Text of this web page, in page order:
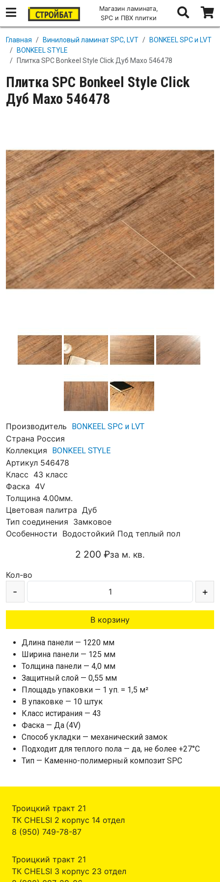
Магазин ламината,
SPC и ПВХ плитки
Главная Виниловый ламинат SPC, LVT
BONKEEL SPC и LVT
BONKEEL STYLE
Плитка SPC Bonkeel Style Click Дуб Махо 546478
Плитка SPC Bonkeel Style Click
Дуб Махо 546478
Производитель BONKEEL SPC и LVT
Страна Россия
Коллекция
BONKEEL STYLE
Артикул 546478
Класс 43 класс
Фаска 4V
Толщина 4.00мм.
Цветовая палитра Дуб
Тип соединения Замковое
Особенности Водостойкий Под теплый пол
2 200 ₽за м. кв.
Кол-во
- +
В корзину
Длина панели — 1220 мм
Ширина панели — 125 мм
Толщина панели — 4,0 мм
Защитный слой — 0,55 мм
Площадь упаковки — 1 уп. = 1,5 м²
В упаковке — 10 штук
Класс истирания — 43
Фаска — Да (4V)
Способ укладки — механический замок
Подходит для теплого пола — да, не более +27°C
Тип — Каменно-полимерный композит SPC
Троицкий тракт 21
ТК CHELSI 2 корпус 14 отдел
8 (950) 749-78-87
Троицкий тракт 21
ТК CHELSI 3 корпус 23 отдел